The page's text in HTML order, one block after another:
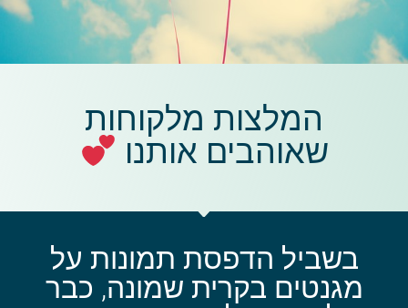
המלצות מלקוחות
שאוהבים אותנו
בשביל הדפסת תמונות על
מגנטים בקרית שמונה, כבר